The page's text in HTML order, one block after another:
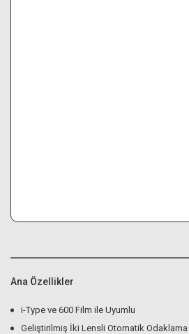
Ana Özellikler
i-Type ve 600 Film ile Uyumlu
Geliştirilmiş İki Lensli Otomatik